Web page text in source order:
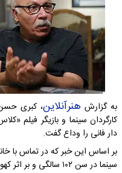
به گزارش هنرآنلاین، کبری
دار فانی را وداع گفت.
بر اساس این خبر که در تماس با
سینما در سن ۱۰۲ سالگی و بر اثر کهولت سن، در بیمارستان از دنیا رفت.